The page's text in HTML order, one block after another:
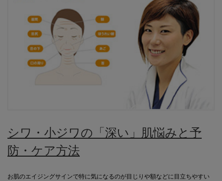
シワ・小ジワの「深い」肌悩みと予
防・ケア方法
お肌のエイジングサインで特に気になるのが目じりや額などに目立ちやすい